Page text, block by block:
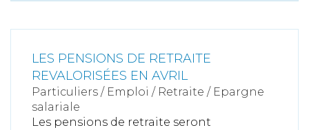
LES PENSIONS DE RETRAITE
REVALORISÉES EN AVRIL
Particuliers / Emploi / Retraite / Epargne
salariale
Les pensions de retraite seront